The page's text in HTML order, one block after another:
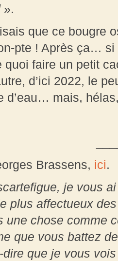
».
que ce bougre
pte ! Après ça… si
quoi faire un petit
d’ici 2022, le
d’eau… mais,
Brassens, ici.
je vous
plus affectueux
une chose comme
que vous battez
dire que je vous